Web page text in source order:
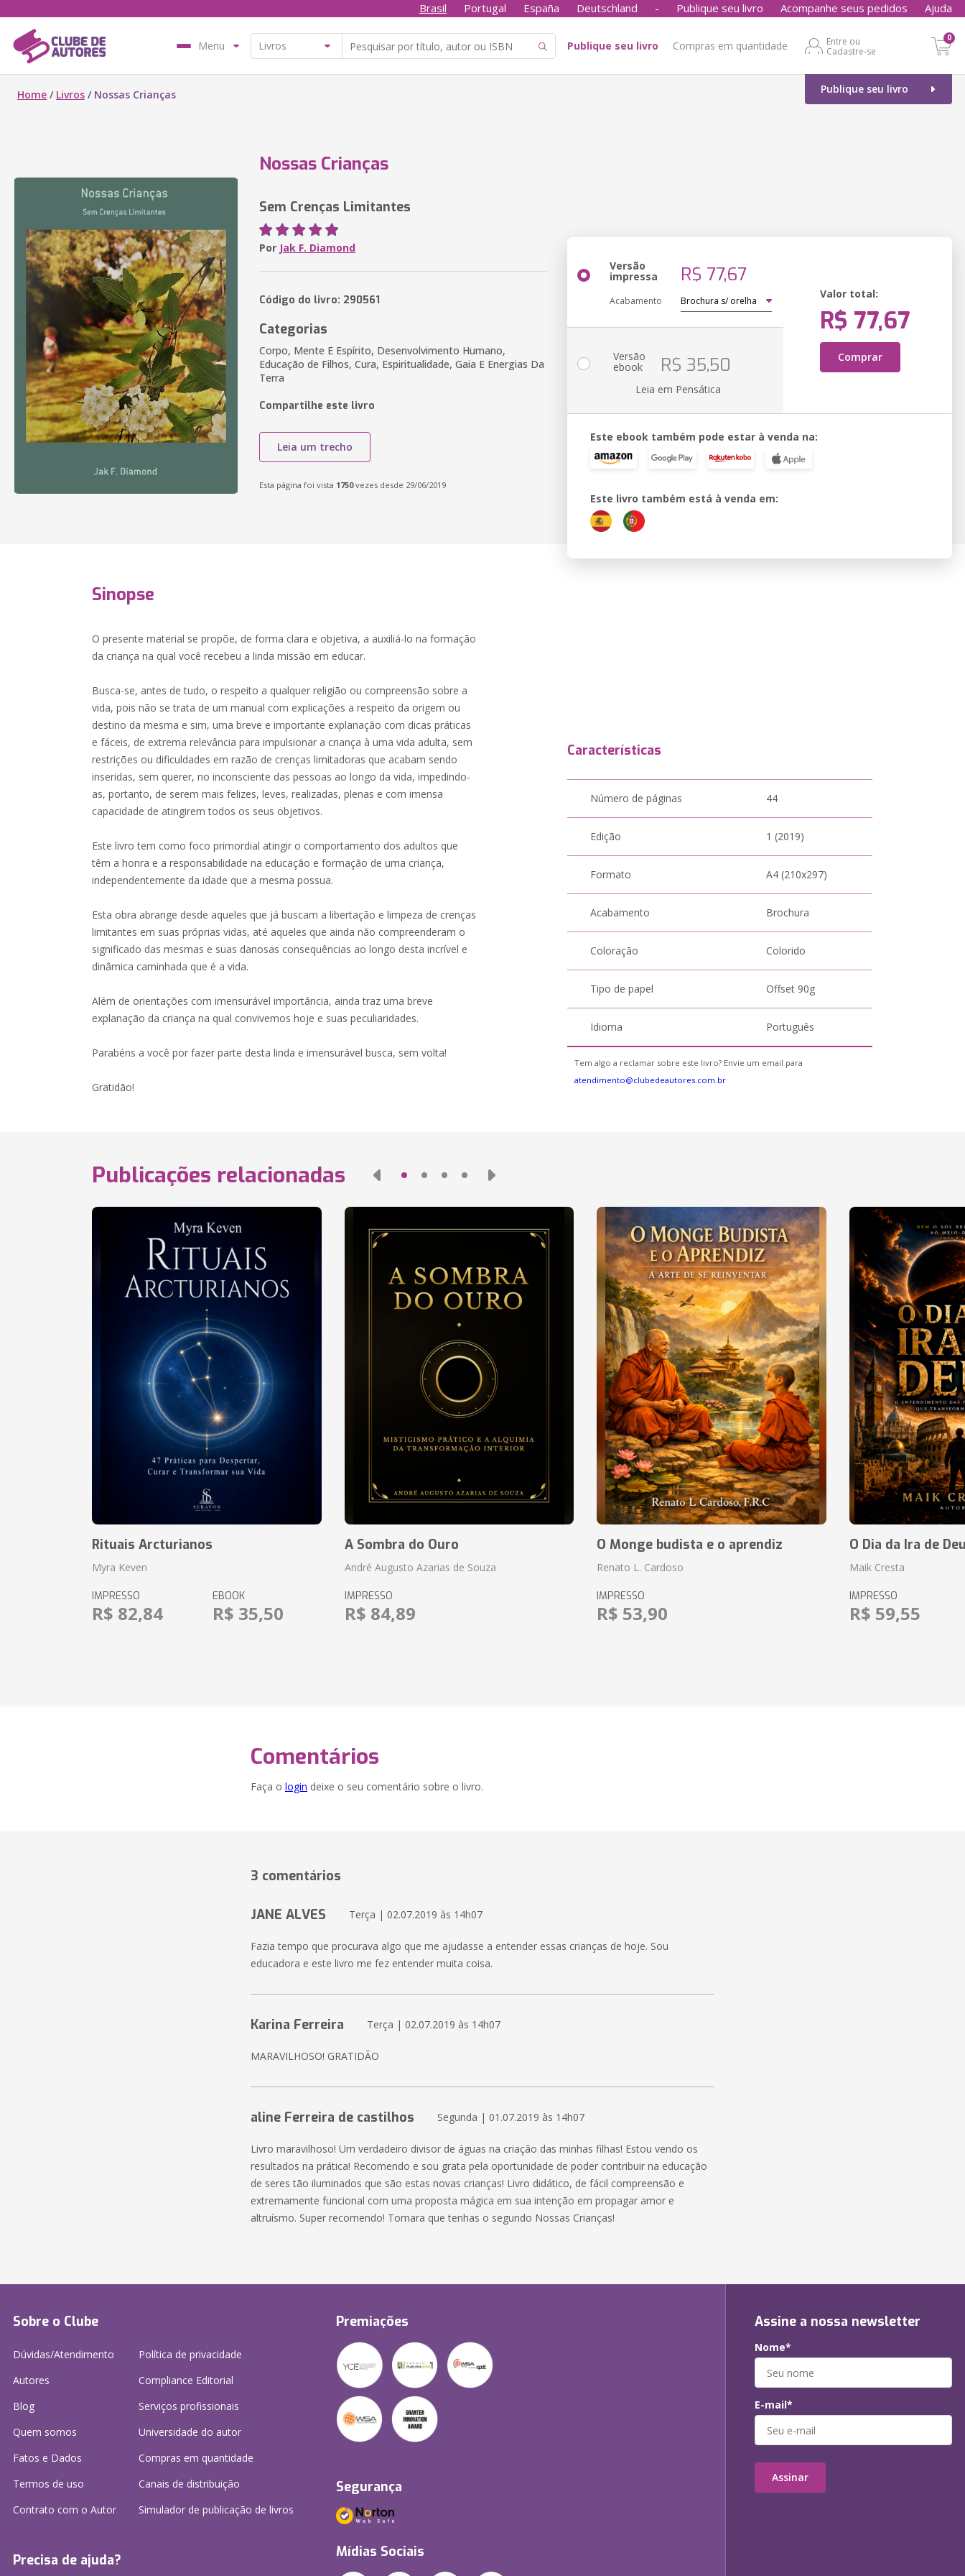
Brasil Portugal España Deutschland - Publique seu livro Acompanhe seus pedidos Ajuda
Menu Publique seu livro Compras em quantidade
Entre ou
Cadastre-se
0
Publique seu livro
Home / Livros / Nossas Crianças
Nossas Crianças
Sem Crenças Limitantes
Por Jak F. Diamond
Código do livro: 290561
Categorias
Corpo, Mente E Espírito, Desenvolvimento Humano,
Educação de Filhos, Cura, Espiritualidade, Gaia E Energias Da
Terra
Compartilhe este livro
Leia um trecho
Esta página foi vista 1750vezes desde 29/06/2019
Versão
impressa R$ 77,67
Acabamento
Valor total:
R$ 77,67
Comprar
Versão
ebook R$ 35,50
Leia em Pensática
Este ebook também pode estar à venda na:
Este livro também está à venda em:
Sinopse
O presente material se propõe, de forma clara e objetiva, a auxiliá-lo na formação
da criança na qual você recebeu a linda missão em educar.
Busca-se, antes de tudo, o respeito a qualquer religião ou compreensão sobre a
vida, pois não se trata de um manual com explicações a respeito da origem ou
destino da mesma e sim, uma breve e importante explanação com dicas práticas
e fáceis, de extrema relevância para impulsionar a criança à uma vida adulta, sem
restrições ou dificuldades em razão de crenças limitadoras que acabam sendo
inseridas, sem querer, no inconsciente das pessoas ao longo da vida, impedindo-
as, portanto, de serem mais felizes, leves, realizadas, plenas e com imensa
capacidade de atingirem todos os seus objetivos.
Este livro tem como foco primordial atingir o comportamento dos adultos que
têm a honra e a responsabilidade na educação e formação de uma criança,
independentemente da idade que a mesma possua.
Esta obra abrange desde aqueles que já buscam a libertação e limpeza de crenças
limitantes em suas próprias vidas, até aqueles que ainda não compreenderam o
significado das mesmas e suas danosas consequências ao longo desta incrível e
dinâmica caminhada que é a vida.
Além de orientações com imensurável importância, ainda traz uma breve
explanação da criança na qual convivemos hoje e suas peculiaridades.
Parabéns a você por fazer parte desta linda e imensurável busca, sem volta!
Gratidão!
Características
Número de páginas 44
Edição 1 (2019)
Formato A4 (210x297)
Acabamento Brochura
Coloração Colorido
Tipo de papel Offset 90g
Idioma Português
Tem algo a reclamar sobre este livro? Envie um email para
atendimento@clubedeautores.com.br
Publicações relacionadas
Rituais Arcturianos
Myra Keven
IMPRESSO
R$ 82,84
EBOOK
R$ 35,50
A Sombra do Ouro
André Augusto Azarias de Souza
IMPRESSO
R$ 84,89
O Monge budista e o aprendiz
Renato L. Cardoso
IMPRESSO
R$ 53,90
O Dia da Ira de
Maik Cresta
IMPRESSO
R$ 59,55
Comentários
Faça o login deixe o seu comentário sobre o livro.
3 comentários
JANE ALVES Terça | 02.07.2019 às 14h07
Fazia tempo que procurava algo que me ajudasse a entender essas crianças de hoje. Sou
educadora e este livro me fez entender muita coisa.
Karina Ferreira Terça | 02.07.2019 às 14h07
MARAVILHOSO! GRATIDÃO
aline Ferreira de castilhos Segunda | 01.07.2019 às 14h07
Livro maravilhoso! Um verdadeiro divisor de águas na criação das minhas filhas! Estou vendo os
resultados na prática! Recomendo e sou grata pela oportunidade de poder contribuir na educação
de seres tão iluminados que são estas novas crianças! Livro didático, de fácil compreensão e
extremamente funcional com uma proposta mágica em sua intenção em propagar amor e
altruísmo. Super recomendo! Tomara que tenhas o segundo Nossas Crianças!
Sobre o Clube
Dúvidas/Atendimento
Autores
Blog
Quem somos
Fatos e Dados
Termos de uso
Contrato com o Autor
Política de privacidade
Compliance Editorial
Serviços profissionais
Universidade do autor
Compras em quantidade
Canais de distribuição
Simulador de publicação de livros
Precisa de ajuda?
Premiações
Segurança
Mídias Sociais
Assine a nossa newsletter
Nome*
E-mail*
Assinar